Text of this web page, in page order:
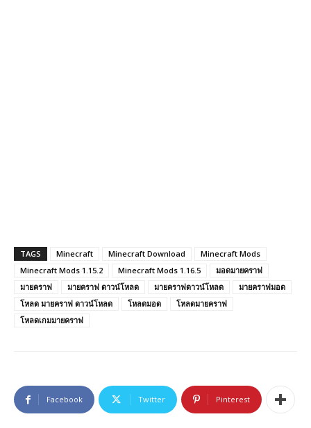
TAGS Minecraft Minecraft Download
Minecraft Mods
Minecraft Mods 1.15.2
Minecraft Mods 1.16.5
มอดมายคราฟ
มายคราฟ
มายคราฟ ดาวน์โหลด มายคราฟดาวน์โหลด
มายคราฟมอด
โหลด มายคราฟ ดาวน์โหลด
โหลดมอด
โหลดมายคราฟ
โหลดเกมมายคราฟ
Facebook Twitter Pinterest